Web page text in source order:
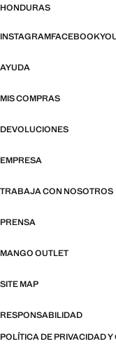
HONDURAS
INSTAGRAMFACEBOOK
AYUDA
MIS COMPRAS
DEVOLUCIONES
EMPRESA
TRABAJA CON NOSOTROS
PRENSA
MANGO OUTLET
SITE MAP
RESPONSABILIDAD
POLÍTICA DE PRIVACIDAD